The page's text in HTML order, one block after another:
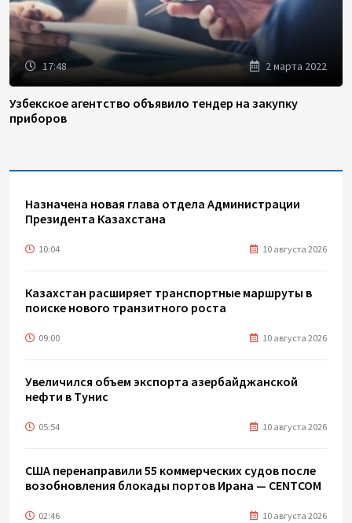
17:48 2 марта 2022
Узбекское агентство объявило тендер на закупку
приборов
Назначена новая глава отдела Администрации
Президента Казахстана
10:04 10 августа 2026
Казахстан расширяет транспортные маршруты в
поиске нового транзитного роста
09:00 10 августа 2026
Увеличился объем экспорта азербайджанской
нефти в Тунис
05:54 10 августа 2026
США перенаправили 55 коммерческих судов после
возобновления блокады портов Ирана — CENTCOM
02:46 10 августа 2026